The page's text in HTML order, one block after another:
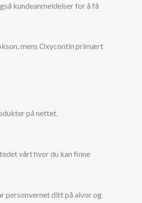
kundeanmeldelser for å få
mens Oxycontin primært
på nettet.
vårt hvor du kan finne
personvernet ditt på alvor og